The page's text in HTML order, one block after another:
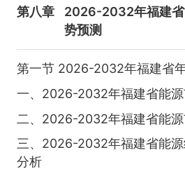
第八章
2026-2032年福建省
势预测
第一节 2026-2032年福建省
一、2026-2032年福建省能源
二、2026-2032年福建省能
三、2026-2032年福建省能
分析